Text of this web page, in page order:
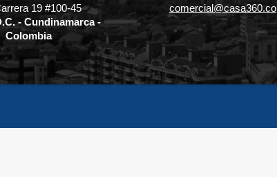
19 #100-45
- Cundinamarca -
Colombia
comercial@casa360.co